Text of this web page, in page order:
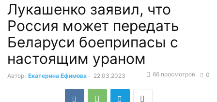
Лукашенко заявил, что
Россия может передать
Беларуси боеприпасы с
настоящим ураном
Автор: Екатерина Ефимова - 22.03.2023 0
66 просмотров